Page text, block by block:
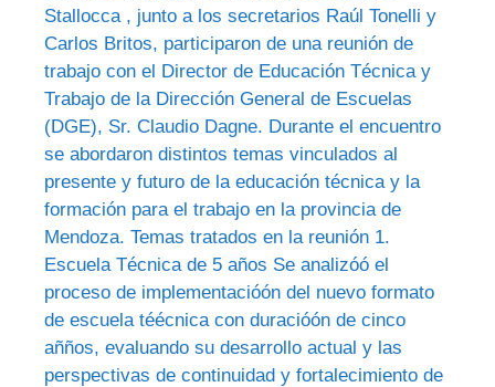
Stallocca , junto a los secretarios Raúl Tonelli y
Carlos Britos, participaron de una reunión de
trabajo con el Director de Educación Técnica y
Trabajo de la Dirección General de Escuelas
(DGE), Sr. Claudio Dagne. Durante el encuentro
se abordaron distintos temas vinculados al
presente y futuro de la educación técnica y la
formación para el trabajo en la provincia de
Mendoza. Temas tratados en la reunión 1.
Escuela Técnica de 5 años Se analizóó el
proceso de implementacióón del nuevo formato
de escuela téécnica con duracióón de cinco
añños, evaluando su desarrollo actual y las
perspectivas de continuidad y fortalecimiento de